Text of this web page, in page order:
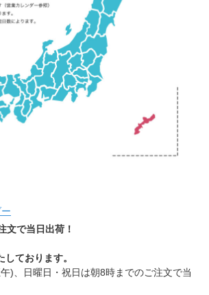
文で当日出荷！
ております。
)、日曜日・祝日は朝8時までのご注文で当